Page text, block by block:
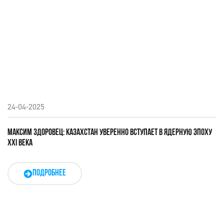
24-04-2025
МАКСИМ ЗДОРОВЕЦ: КАЗАХСТАН УВЕРЕННО ВСТУПАЕТ В ЯДЕРНУЮ ЭПОХУ
XXI ВЕКА
ПОДРОБНЕЕ